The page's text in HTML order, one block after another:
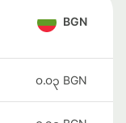
BGN
၀.၀၃ BGN